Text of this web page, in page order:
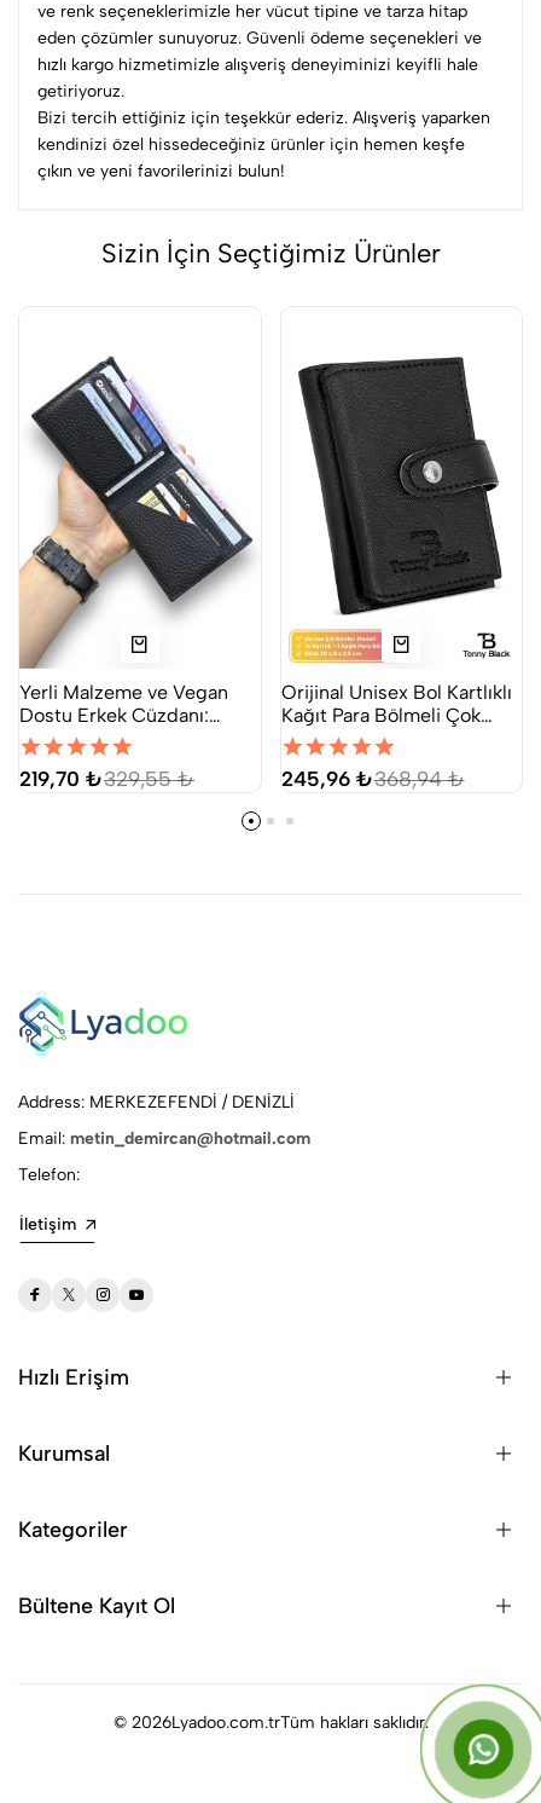
ve renk seçeneklerimizle her vücut tipine ve tarza hitap
eden çözümler sunuyoruz. Güvenli ödeme seçenekleri ve
hızlı kargo hizmetimizle alışveriş deneyiminizi keyifli hale
getiriyoruz.
Bizi tercih ettiğiniz için teşekkür ederiz. Alışveriş yaparken
kendinizi özel hissedeceğiniz ürünler için hemen keşfe
çıkın ve yeni favorilerinizi bulun!
Sizin İçin Seçtiğimiz Ürünler
Yerli Malzeme ve Vegan
Dostu Erkek Cüzdanı:
Geniş Kart Cebi ve
Minimalist Tasarım
219,70 ₺329,55 ₺
Orijinal Unisex Bol Kartlıklı
Kağıt Para Bölmeli Çok
Gözlü Yumuşak Deri Mini
Şık Kartlık Cüzdan
245,96 ₺368,94 ₺
Address: MERKEZEFENDİ / DENİZLİ
Email: metin_demircan@hotmail.com
Telefon:
İletişim
Hızlı Erişim
Kurumsal
Kategoriler
Bültene Kayıt Ol
© 2026Lyadoo.com.trTüm hakları saklıdır.